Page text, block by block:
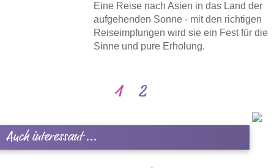
Eine Reise nach Asien in das Land der
aufgehenden Sonne - mit den richtigen
Reiseimpfungen wird sie ein Fest für die
Sinne und pure Erholung.
1 2
Auch interessant ...